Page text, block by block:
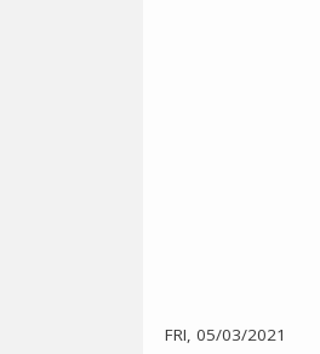
FRI, 05/03/2021